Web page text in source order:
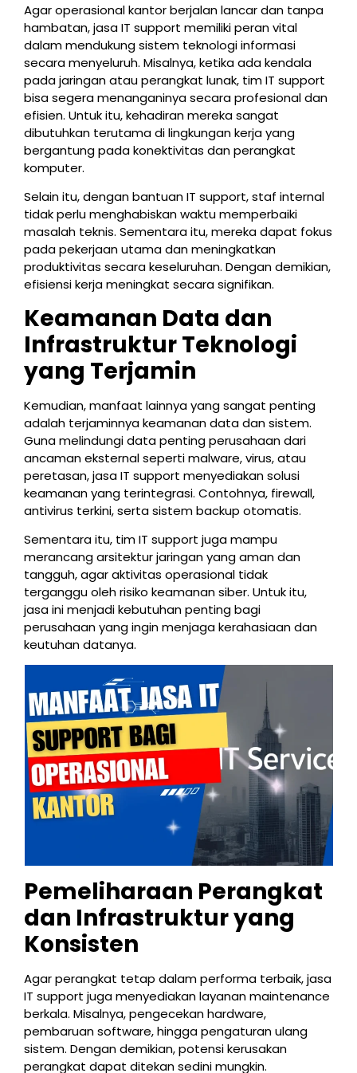
Agar operasional kantor berjalan lancar dan tanpa
hambatan, jasa IT support memiliki peran vital
dalam mendukung sistem teknologi informasi
secara menyeluruh. Misalnya, ketika ada kendala
pada jaringan atau perangkat lunak, tim IT support
bisa segera menanganinya secara profesional dan
efisien. Untuk itu, kehadiran mereka sangat
dibutuhkan terutama di lingkungan kerja yang
bergantung pada konektivitas dan perangkat
komputer.
Selain itu, dengan bantuan IT support, staf internal
tidak perlu menghabiskan waktu memperbaiki
masalah teknis. Sementara itu, mereka dapat fokus
pada pekerjaan utama dan meningkatkan
produktivitas secara keseluruhan. Dengan demikian,
efisiensi kerja meningkat secara signifikan.
Keamanan Data dan
Infrastruktur Teknologi
yang Terjamin
Kemudian, manfaat lainnya yang sangat penting
adalah terjaminnya keamanan data dan sistem.
Guna melindungi data penting perusahaan dari
ancaman eksternal seperti malware, virus, atau
peretasan, jasa IT support menyediakan solusi
keamanan yang terintegrasi. Contohnya, firewall,
antivirus terkini, serta sistem backup otomatis.
Sementara itu, tim IT support juga mampu
merancang arsitektur jaringan yang aman dan
tangguh, agar aktivitas operasional tidak
terganggu oleh risiko keamanan siber. Untuk itu,
jasa ini menjadi kebutuhan penting bagi
perusahaan yang ingin menjaga kerahasiaan dan
keutuhan datanya.
Pemeliharaan Perangkat
dan Infrastruktur yang
Konsisten
Agar perangkat tetap dalam performa terbaik, jasa
IT support juga menyediakan layanan maintenance
berkala. Misalnya, pengecekan hardware,
pembaruan software, hingga pengaturan ulang
sistem. Dengan demikian, potensi kerusakan
perangkat dapat ditekan sedini mungkin.